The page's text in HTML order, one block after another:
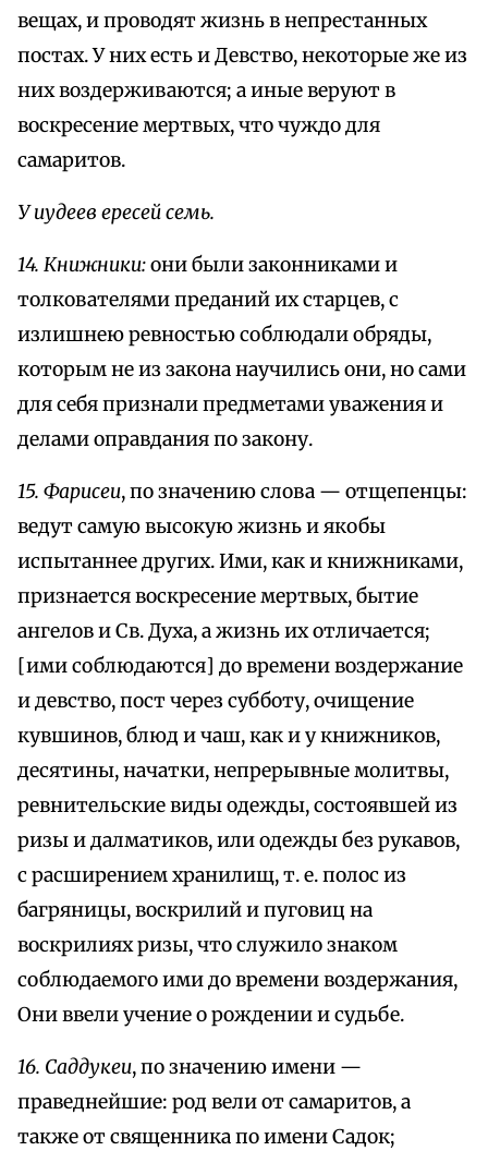
вещах, и проводят жизнь в непрестанных
постах. У них есть и Девство, некоторые же из
них воздерживаются; а иные веруют в
воскресение мертвых, что чуждо для
самаритов.
У иудеев ересей семь.
14. Книжники:они были законниками и
толкователями преданий их старцев, с
излишнею ревностью соблюдали обряды,
которым не из закона научились они, но сами
для себя признали предметами уважения и
делами оправдания по закону.
15. Фарисеи, по значению слова — отщепенцы:
ведут самую высокую жизнь и якобы
испытаннее других. Ими, как и книжниками,
признается воскресение мертвых, бытие
ангелов и Св. Духа, а жизнь их отличается;
[ими соблюдаются] до времени воздержание
и девство, пост через субботу, очищение
кувшинов, блюд и чаш, как и у книжников,
десятины, начатки, непрерывные молитвы,
ревнительские виды одежды, состоявшей из
ризы и далматиков, или одежды без рукавов,
с расширением хранилищ, т. е. полос из
багряницы, воскрилий и пуговиц на
воскрилиях ризы, что служило знаком
соблюдаемого ими до времени воздержания,
Они ввели учение о рождении и судьбе.
16. Саддукеи, по значению имени —
праведнейшие: род вели от самаритов, а
также от священника по имени Садок;